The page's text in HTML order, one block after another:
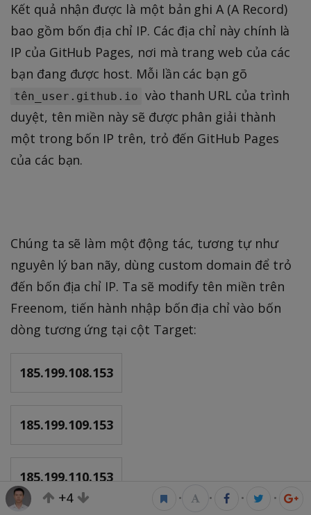
Kết quả nhận được là một bản ghi A (A Record)
bao gồm bốn địa chỉ IP. Các địa chỉ này chính là
IP của GitHub Pages, nơi mà trang web của các
bạn đang được host. Mỗi lần các bạn gõ
tên_user.github.io vào thanh URL của trình
duyệt, tên miền này sẽ được phân giải thành
một trong bốn IP trên, trỏ đến GitHub Pages
của các bạn.
Chúng ta sẽ làm một động tác, tương tự như
nguyên lý ban nãy, dùng custom domain để trỏ
đến bốn địa chỉ IP. Ta sẽ modify tên miền trên
Freenom, tiến hành nhập bốn địa chỉ vào bốn
dòng tương ứng tại cột Target:
185.199.108.153
185.199.109.153
185.199.110.153
+4 • • • •